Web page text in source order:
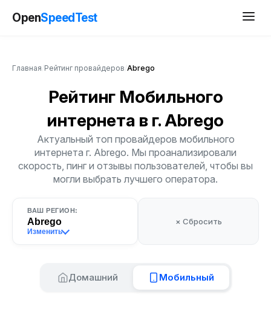
OpenSpeedTest
Главная Рейтинг провайдеров Abrego
Рейтинг Мобильного
интернета в г. Abrego
Актуальный топ провайдеров мобильного
интернета г. Abrego. Мы проанализировали
скорость, пинг и отзывы пользователей, чтобы вы
могли выбрать лучшего оператора.
ВАШ РЕГИОН:
Abrego
Изменить
× Сбросить
Домашний Мобильный